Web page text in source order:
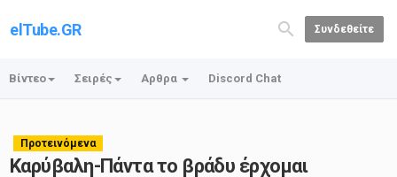
elTube.GR Συνδεθείτε
Βίντεο Σειρές Αρθρα Discord Chat
Προτεινόμενα
Καρύβαλη-Πάντα το βράδυ έρχομαι